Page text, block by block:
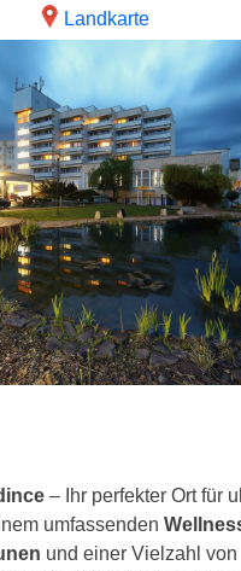
Landkarte
– Ihr perfekter Ort für
umfassenden
und einer Vielzahl von